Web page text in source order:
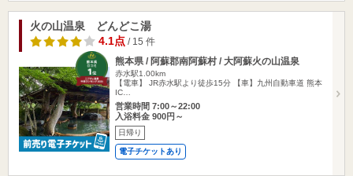
火の山温泉 どんどこ湯
4.1点 / 15 件
熊本県 / 阿蘇郡南阿蘇村 / 大阿蘇火の山温泉
赤水駅1.00km
【電車】 JR赤水駅より徒歩15分 【車】九州自動車道 熊本
IC…
営業時間 7:00～22:00
入浴料金 900円～
日帰り
電子チケットあり